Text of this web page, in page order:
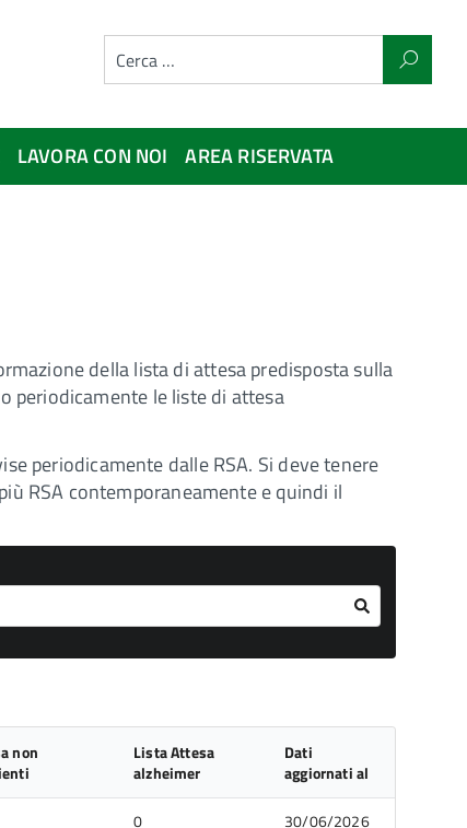
LAVORA CON NOI
AREA RISERVATA
della lista di attesa predisposta sulla
periodicamente le liste di attesa
periodicamente dalle RSA. Si deve tenere
RSA contemporaneamente e quindi il
non
Lista Attesa
alzheimer
Dati
aggiornati al
0
30/06/2026